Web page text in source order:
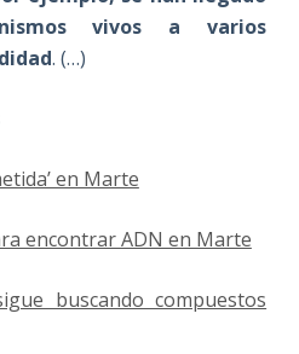
vivos a varios
. (…)
en Marte
encontrar ADN en Marte
buscando compuestos